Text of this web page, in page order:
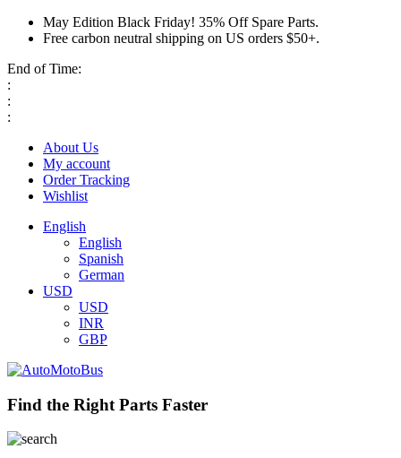
May Edition Black Friday! 35% Off Spare Parts.
Free carbon neutral shipping on US orders $50+.
End of Time:
:
:
:
About Us
My account
Order Tracking
Wishlist
English
English
Spanish
German
USD
USD
INR
GBP
Find the Right Parts Faster